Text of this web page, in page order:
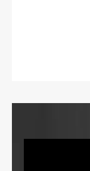
und außen)